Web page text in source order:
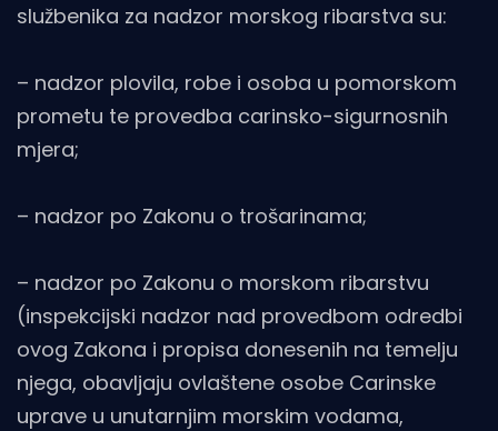
službenika za nadzor morskog ribarstva su:
– nadzor plovila, robe i osoba u pomorskom
prometu te provedba carinsko-sigurnosnih
mjera;
– nadzor po Zakonu o trošarinama;
– nadzor po Zakonu o morskom ribarstvu
(inspekcijski nadzor nad provedbom odredbi
ovog Zakona i propisa donesenih na temelju
njega, obavljaju ovlaštene osobe Carinske
uprave u unutarnjim morskim vodama,